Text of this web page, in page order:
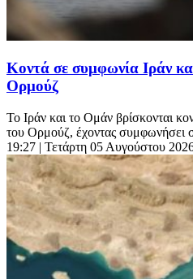
Κοντά σε συμφωνία Ιράν
Ορμούζ
Το Ιράν και το Ομάν βρίσκονται
του Ορμούζ, έχοντας συμφωνήσει
19:27 | Τετάρτη 05 Αυγούστου